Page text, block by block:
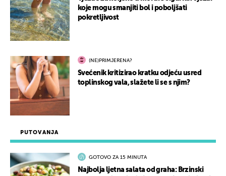
PUTOVANJA
GOTOVO ZA 15 MINUTA
Najbolja ljetna salata od graha: Brzinski
koje mogu smanjiti bol i poboljšati
pokretljivost
(NE)PRIMJERENA?
Svećenik kritizirao kratku odjeću usred
toplinskog vala, slažete li se s njim?